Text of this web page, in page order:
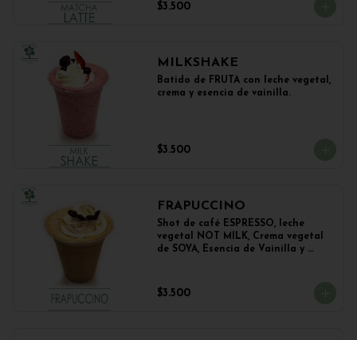
$3.500
MILKSHAKE
Batido de FRUTA con leche vegetal,
crema y esencia de vainilla.
$3.500
FRAPUCCINO
Shot de café ESPRESSO, leche
vegetal NOT MILK, Crema vegetal
de SOYA, Esencia de Vainilla y
$3.500